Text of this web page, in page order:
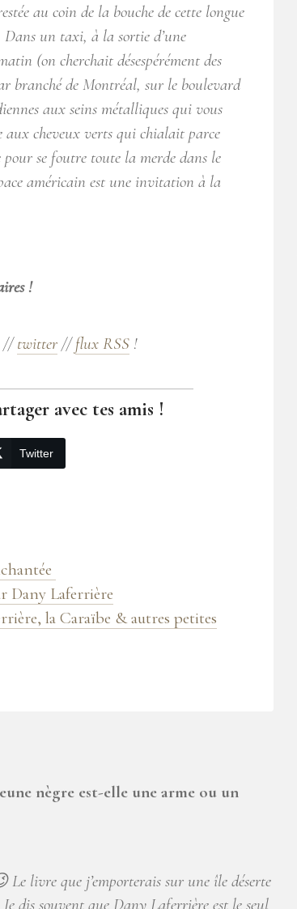
au coin de la bouche de cette longue
Dans un taxi, à la sortie d’une
(on cherchait désespérément des
branché de Montréal, sur le boulevard
aux seins métalliques qui vous
aux cheveux verts qui chialait parce
se foutre toute la merde dans le
américain est une invitation à la
!
//twitter //flux RSS !
avec tes amis !
Twitter
Dany Laferrière
la Caraïbe & autres petites
nègre est-elle une arme ou un
livre que j’emporterais sur une île déserte
dis souvent que Dany Laferrière est le seul